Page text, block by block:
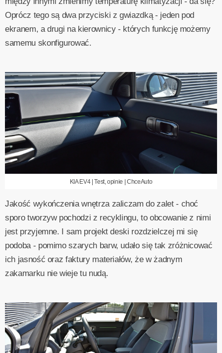
Oprócz tego są dwa przyciski z gwiazdką - jeden pod
ekranem, a drugi na kierownicy - których funkcję możemy
samemu skonfigurować.
KIA EV4 | Test, opinie | ChceAuto
Jakość wykończenia wnętrza zaliczam do zalet - choć
sporo tworzyw pochodzi z recyklingu, to obcowanie z nimi
jest przyjemne. I sam projekt deski rozdzielczej mi się
podoba - pomimo szarych barw, udało się tak zróżnicować
ich jasność oraz faktury materiałów, że w żadnym
zakamarku nie wieje tu nudą.